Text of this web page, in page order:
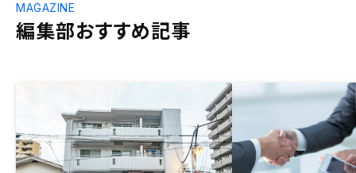
編集部おすすめ記事
MAGAZINE